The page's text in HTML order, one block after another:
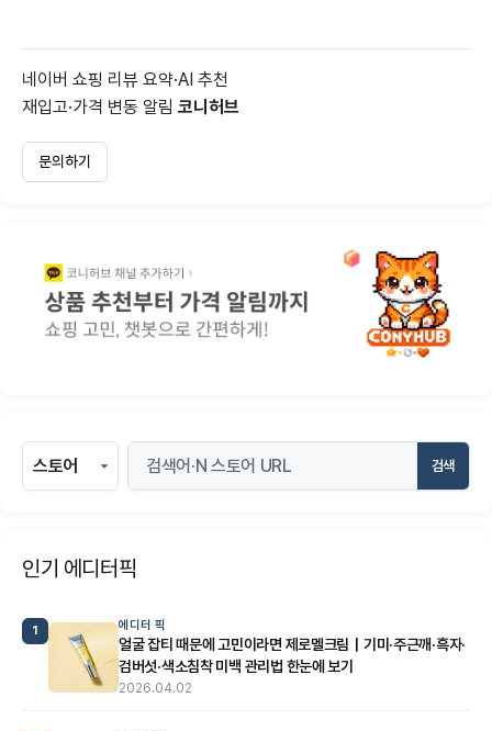
네이버 쇼핑 리뷰 요약·AI 추천
재입고·가격 변동 알림 코니허브
문의하기
검색
인기 에디터픽
1 에디터 픽
얼굴 잡티 때문에 고민이라면 제로멜크림｜기미·주근깨·흑자·
검버섯·색소침착 미백 관리법 한눈에 보기
2026.04.02